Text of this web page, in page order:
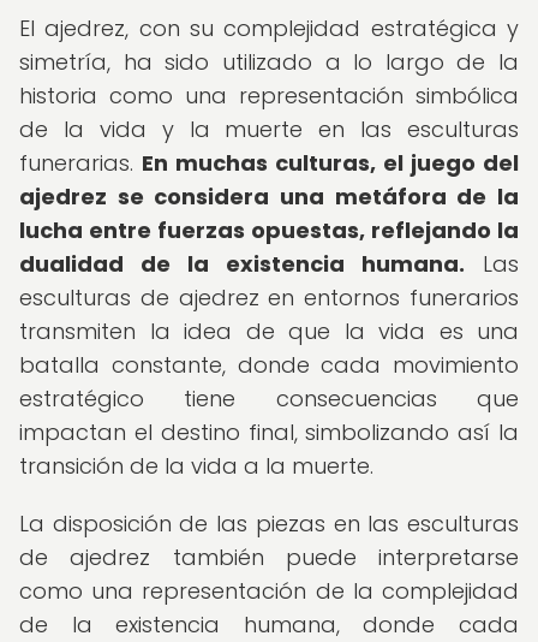
El ajedrez, con su complejidad estratégica y
simetría, ha sido utilizado a lo largo de la
historia como una representación simbólica
de la vida y la muerte en las esculturas
funerarias. En muchas culturas, el juego del
ajedrez se considera una metáfora de la
lucha entre fuerzas opuestas, reflejando la
dualidad de la existencia humana. Las
esculturas de ajedrez en entornos funerarios
transmiten la idea de que la vida es una
batalla constante, donde cada movimiento
estratégico tiene consecuencias que
impactan el destino final, simbolizando así la
transición de la vida a la muerte.
La disposición de las piezas en las esculturas
de ajedrez también puede interpretarse
como una representación de la complejidad
de la existencia humana, donde cada